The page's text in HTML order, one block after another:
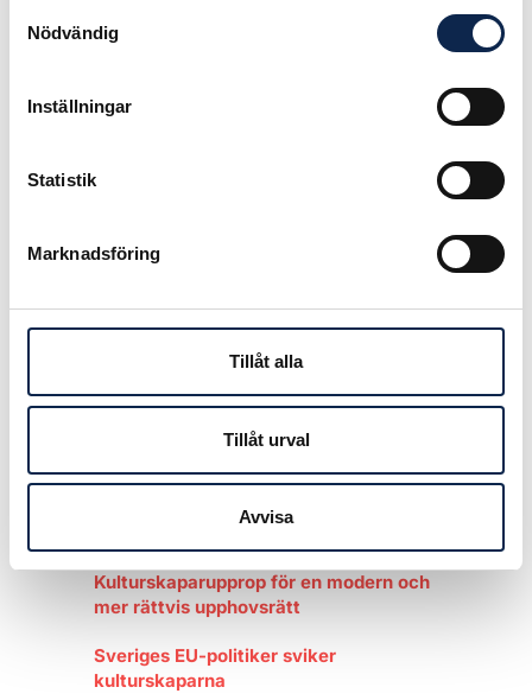
Nödvändig
Inställningar
Statistik
Marknadsföring
Tillåt alla
Tillåt urval
Avvisa
användningen av det material som
originalproduktion, säger Simon
Kulturskaparupprop för en modern och
mer rättvis upphovsrätt
Sveriges EU-politiker sviker
kulturskaparna